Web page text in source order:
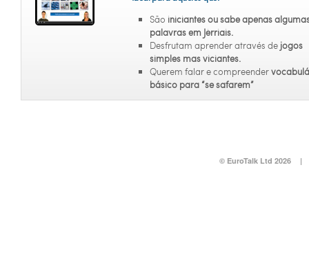
São iniciantesou sabe apenas
palavras em Jèrriais.
Desfrutam aprender através de jogos
simples mas viciantes.
Querem falar e compreender
básico para “se safarem”
© EuroTalk Ltd 2026 |